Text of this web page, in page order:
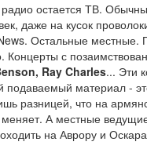
остается ТВ.
даже на кусок
Остальные
Концерты с
Ray Charles... Эти
подаваемый материал -
разницей, что на
А местные
на Аврору и